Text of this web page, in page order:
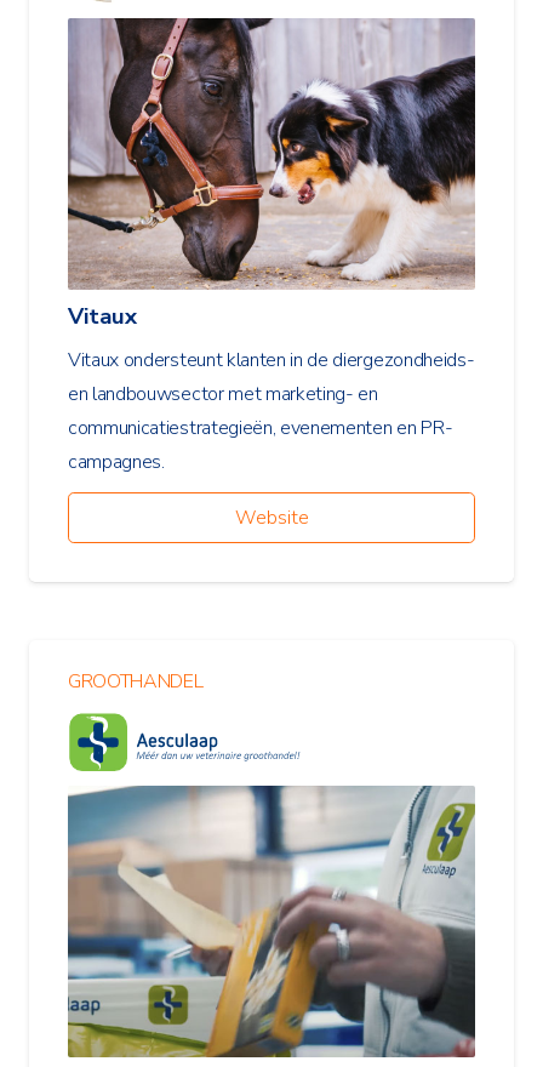
Vitaux
Vitaux ondersteunt klanten in de diergezondheids-
en landbouwsector met marketing- en
communicatiestrategieën, evenementen en PR-
campagnes.
Website
GROOTHANDEL